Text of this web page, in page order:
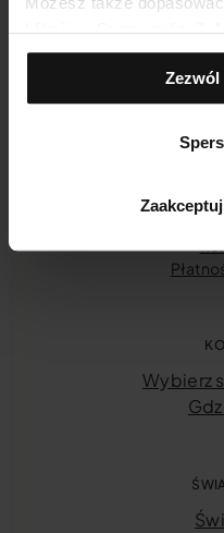
kliknij w „Spersonalizuj".
zgodę, np. zmieniając
lub zmieniając
Zezwól
Wybierz